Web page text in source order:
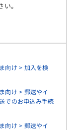
。
向け > 加入を検
向け > 郵送やイ
でのお申込み手続
向け > 郵送やイ